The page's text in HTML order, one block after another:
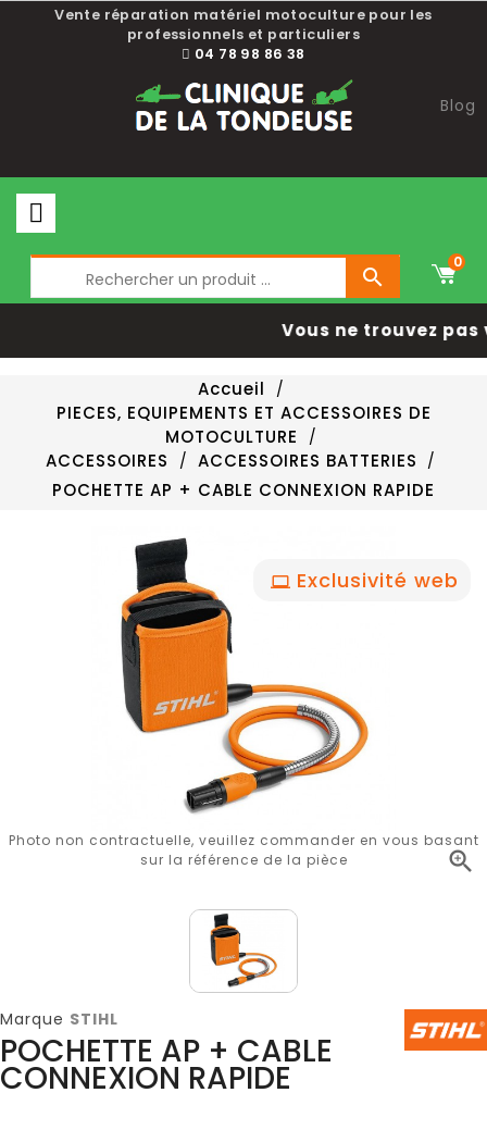
Vente réparation matériel motoculture pour les
professionnels et particuliers
04 78 98 86 38
Blog

0
Vous ne trouvez
Accueil
PIECES, EQUIPEMENTS ET ACCESSOIRES DE
MOTOCULTURE
ACCESSOIRES
ACCESSOIRES BATTERIES
POCHETTE AP + CABLE CONNEXION RAPIDE
Exclusivité web

Photo non contractuelle, veuillez commander en vous basant
sur la référence de la pièce
Marque STIHL
POCHETTE AP + CABLE
CONNEXION RAPIDE